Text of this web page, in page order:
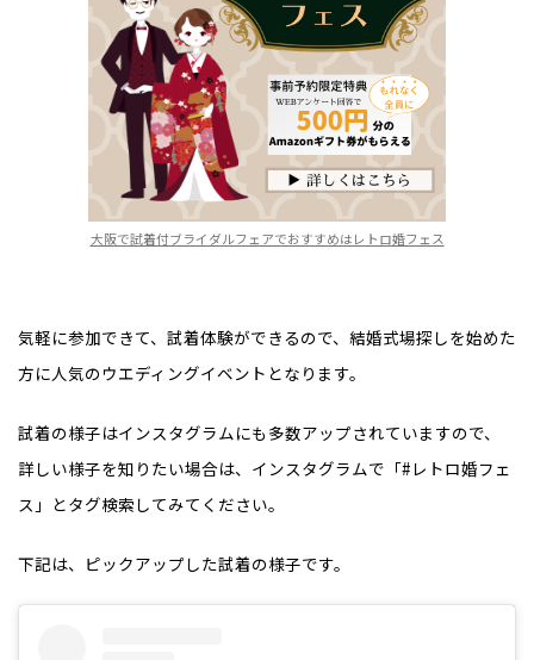
大阪で試着付ブライダルフェアでおすすめはレトロ婚フェス
気軽に参加できて、試着体験ができるので、結婚式場探しを始めた
方に人気のウエディングイベントとなります。
試着の様子はインスタグラムにも多数アップされていますので、
詳しい様子を知りたい場合は、インスタグラムで「#レトロ婚フェ
ス」とタグ検索してみてください。
下記は、ピックアップした試着の様子です。